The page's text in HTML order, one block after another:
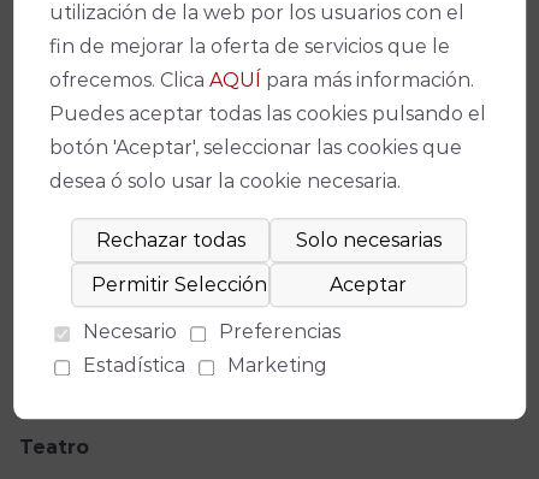
Condiciones de Venta y Acceso
Ficha técnica
Teatro
utilización de la web por los usuarios con el
fin de mejorar la oferta de servicios que le
ofrecemos. ClicaAQUÍ
para más información.
Puedes aceptar todas las cookies pulsando el
botón 'Aceptar', seleccionar las cookies que
desea ó solo usar la cookie necesaria.
Necesario
Preferencias
Estadística
Marketing